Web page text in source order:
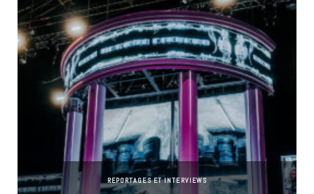
REPORTAGES ET INTERVIEWS